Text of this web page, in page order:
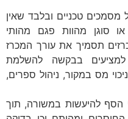
טכניים ובלבד שאין
סוגן מהוות פגם מהותי
תסמיך את עורך המכרז
בבקשה להשלמת
מס במקור, ניהול ספרים,
להיעשות במשורה, תוך